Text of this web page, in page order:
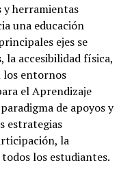
y herramientas
una educación
ejes se
la accesibilidad física,
los entornos
el Aprendizaje
de apoyos y
estrategias
la
los estudiantes.